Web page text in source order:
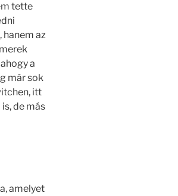
tette
az
a
már sok
itt
de más
amelyet